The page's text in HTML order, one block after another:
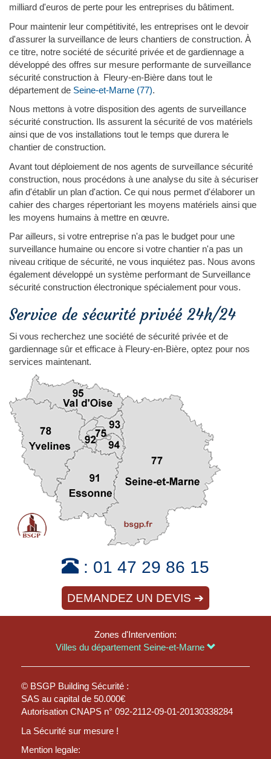
milliard d'euros de perte pour les entreprises du bâtiment.
Pour maintenir leur compétitivité, les entreprises ont le devoir
d'assurer la surveillance de leurs chantiers de construction. À
ce titre, notre société de sécurité privée et de gardiennage a
développé des offres sur mesure performante de surveillance
sécurité construction à Fleury-en-Bière dans tout le
département de Seine-et-Marne (77).
Nous mettons à votre disposition des agents de surveillance
sécurité construction. Ils assurent la sécurité de vos matériels
ainsi que de vos installations tout le temps que durera le
chantier de construction.
Avant tout déploiement de nos agents de surveillance sécurité
construction, nous procédons à une analyse du site à sécuriser
afin d'établir un plan d'action. Ce qui nous permet d'élaborer un
cahier des charges répertoriant les moyens matériels ainsi que
les moyens humains à mettre en œuvre.
Par ailleurs, si votre entreprise n'a pas le budget pour une
surveillance humaine ou encore si votre chantier n'a pas un
niveau critique de sécurité, ne vous inquiétez pas. Nous avons
également développé un système performant de Surveillance
sécurité construction électronique spécialement pour vous.
Service de sécurité privéé 24h/24
Si vous recherchez une société de sécurité privée et de
gardiennage sûr et efficace à Fleury-en-Bière, optez pour nos
services maintenant.
: 01 47 29 86 15
DEMANDEZ UN DEVIS ➔
Zones d'Intervention:
Villes du département Seine-et-Marne
© BSGP Building Sécurité :
SAS au capital de 50.000€
Autorisation CNAPS n° 092-2112-09-01-20130338284
La Sécurité sur mesure !
Mention legale: